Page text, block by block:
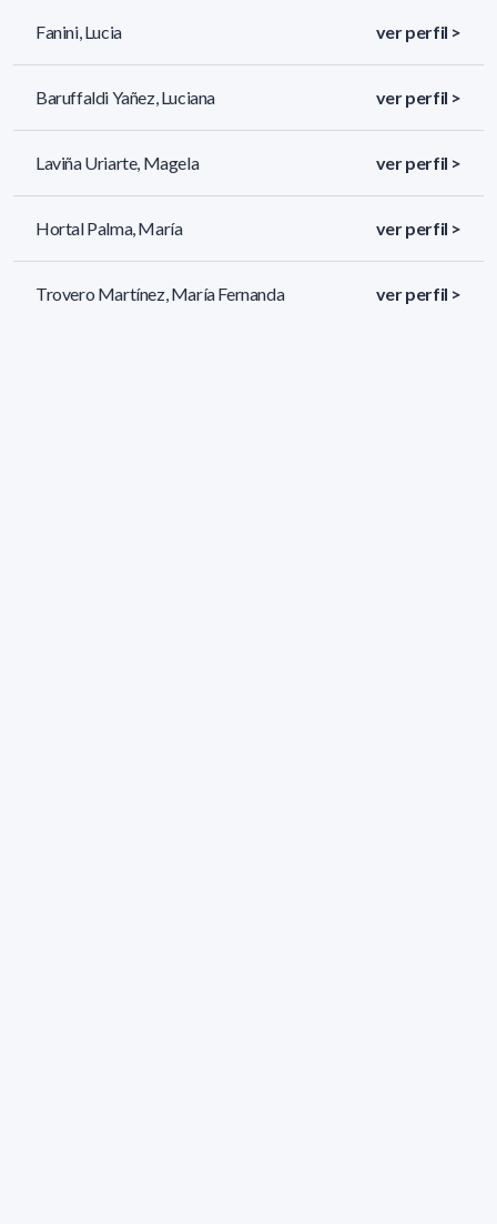
Fanini, Lucia ver perfil >
Baruffaldi Yañez, Luciana ver perfil >
Laviña Uriarte, Magela ver perfil >
Hortal Palma, María ver perfil >
Trovero Martínez, María Fernanda ver perfil >